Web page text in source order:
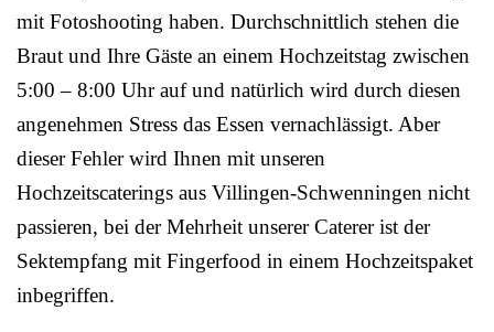
mit Fotoshooting haben. Durchschnittlich stehen die
Braut und Ihre Gäste an einem Hochzeitstag zwischen
5:00 – 8:00 Uhr auf und natürlich wird durch diesen
angenehmen Stress das Essen vernachlässigt. Aber
dieser Fehler wird Ihnen mit unseren
Hochzeitscaterings aus Villingen-Schwenningen nicht
passieren, bei der Mehrheit unserer Caterer ist der
Sektempfang mit Fingerfood in einem Hochzeitspaket
inbegriffen.